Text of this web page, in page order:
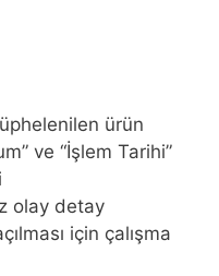
ürün
ve “İşlem Tarihi”
olay detay
için çalışma